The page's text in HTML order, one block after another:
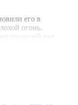
его в
огонь.
очередей нет.
понятная, не
что